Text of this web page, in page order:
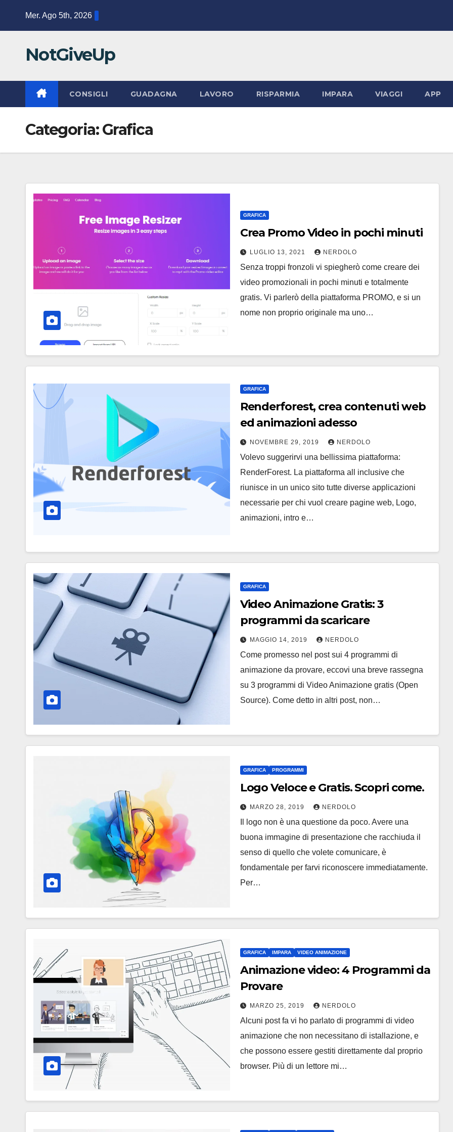
Mer. Ago 5th, 2026
NotGiveUp
CONSIGLI GUADAGNA LAVORO RISPARMIA IMPARA VIAGGI APP
Categoria:Grafica
GRAFICA
Crea Promo Video in pochi minuti
LUGLIO 13, 2021 NERDOLO
Senza troppi fronzoli vi spiegherò come creare dei
video promozionali in pochi minuti e totalmente
gratis. Vi parlerò della piattaforma PROMO, e si un
nome non proprio originale ma uno…
GRAFICA
Renderforest, crea contenuti web
ed animazioni adesso
NOVEMBRE 29, 2019 NERDOLO
Volevo suggerirvi una bellissima piattaforma:
RenderForest. La piattaforma all inclusive che
riunisce in un unico sito tutte diverse applicazioni
necessarie per chi vuol creare pagine web, Logo,
animazioni, intro e…
GRAFICA
Video Animazione Gratis: 3
programmi da scaricare
MAGGIO 14, 2019 NERDOLO
Come promesso nel post sui 4 programmi di
animazione da provare, eccovi una breve rassegna
su 3 programmi di Video Animazione gratis (Open
Source). Come detto in altri post, non…
GRAFICA PROGRAMMI
Logo Veloce e Gratis. Scopri come.
MARZO 28, 2019 NERDOLO
Il logo non è una questione da poco. Avere una
buona immagine di presentazione che racchiuda il
senso di quello che volete comunicare, è
fondamentale per farvi riconoscere immediatamente.
Per…
GRAFICA IMPARA VIDEO ANIMAZIONE
Animazione video: 4 Programmi da
Provare
MARZO 25, 2019 NERDOLO
Alcuni post fa vi ho parlato di programmi di video
animazione che non necessitano di istallazione, e
che possono essere gestiti direttamente dal proprio
browser. Più di un lettore mi…